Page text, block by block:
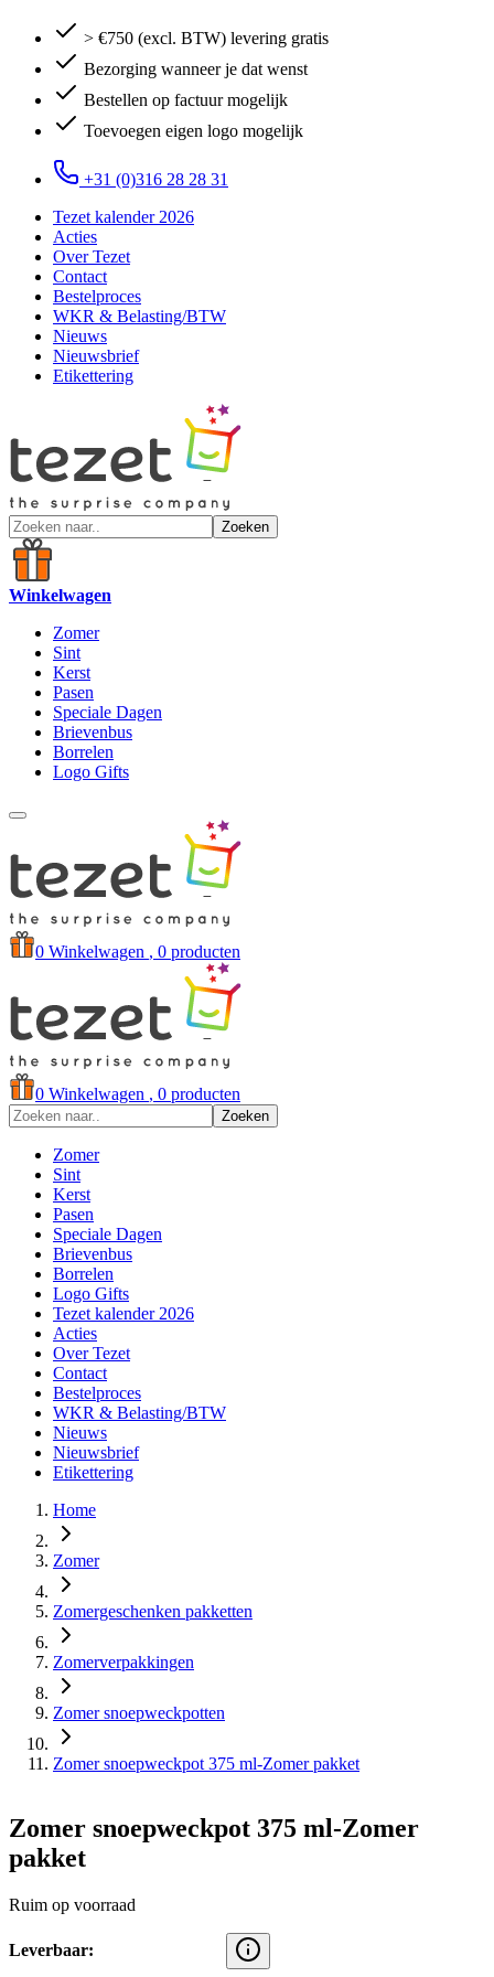
> €750 (excl. BTW) levering gratis
Bezorging wanneer je dat wenst
Bestellen op factuur mogelijk
Toevoegen eigen logo mogelijk
+31 (0)316 28 28 31
Tezet kalender 2026
Acties
Over Tezet
Contact
Bestelproces
WKR & Belasting/BTW
Nieuws
Nieuwsbrief
Etikettering
Zoeken
Winkelwagen
Zomer
Sint
Kerst
Pasen
Speciale Dagen
Brievenbus
Borrelen
Logo Gifts
0 Winkelwagen , 0 producten
0 Winkelwagen , 0 producten
Zoeken
Zomer
Sint
Kerst
Pasen
Speciale Dagen
Brievenbus
Borrelen
Logo Gifts
Tezet kalender 2026
Acties
Over Tezet
Contact
Bestelproces
WKR & Belasting/BTW
Nieuws
Nieuwsbrief
Etikettering
Home
Zomer
Zomergeschenken pakketten
Zomerverpakkingen
Zomer snoepweckpotten
Zomer snoepweckpot 375 ml-Zomer pakket
Zomer snoepweckpot 375 ml-Zomer
pakket
Ruim op voorraad
Leverbaar: